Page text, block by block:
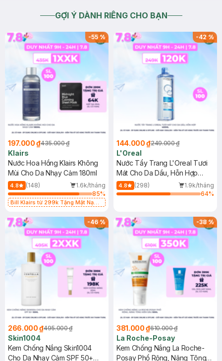
GỢI Ý DÀNH RIÊNG CHO BẠN
-55%
197.000 ₫435.000 ₫
Klairs
Nước Hoa Hồng Klairs Không
Mùi Cho Da Nhạy Cảm 180ml
4.8 (148)
1.6k/tháng
85%
Bill Klairs từ 299k Tặng Mặt Nạ
25ml (SL Có Hạn)
-42%
144.000 ₫249.000 ₫
L'Oreal
Nước Tẩy Trang L'Oreal Tươi
Mát Cho Da Dầu, Hỗn Hợp
400ml
4.8 (298)
1.9k/tháng
64%
-46%
266.000 ₫495.000 ₫
Skin1004
Kem Chống Nắng Skin1004
Cho Da Nhạy Cảm SPF 50+
-38%
381.000 ₫610.000 ₫
La Roche-Posay
Kem Chống Nắng La Roche-
Posay Phổ Rộng, Nâng Tông